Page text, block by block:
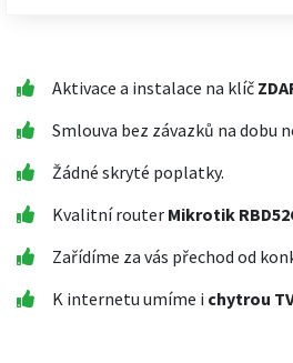
Aktivace a instalace na klíč
Smlouva bez závazků na dobu
Žádné skryté poplatky.
Kvalitní router Mikrotik
Zařídíme za vás přechod od
K internetu umíme i chytrou